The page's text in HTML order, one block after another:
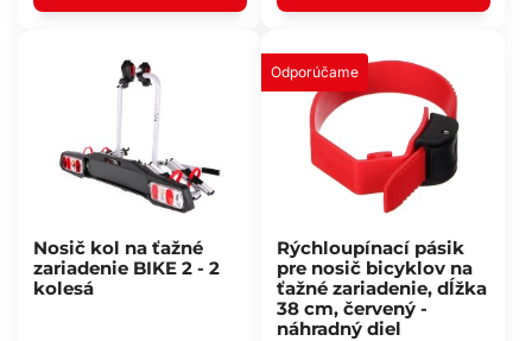
Nosič kol na ťažné
zariadenie BIKE 2 - 2
kolesá
Odporúčame
Rýchloupínací pásik
pre nosič bicyklov na
ťažné zariadenie, dĺžka
38 cm, červený -
náhradný diel